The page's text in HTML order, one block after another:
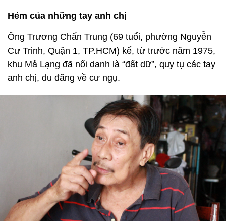
Hẻm của những tay anh chị
Ông Trương Chấn Trung (69 tuổi, phường Nguyễn
Cư Trinh, Quận 1, TP.HCM) kể, từ trước năm 1975,
khu Mả Lạng đã nổi danh là “đất dữ”, quy tụ các tay
anh chị, du đãng về cư ngụ.